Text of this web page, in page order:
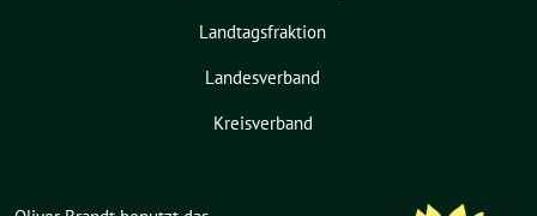
Landtagsfraktion
Landesverband
Kreisverband